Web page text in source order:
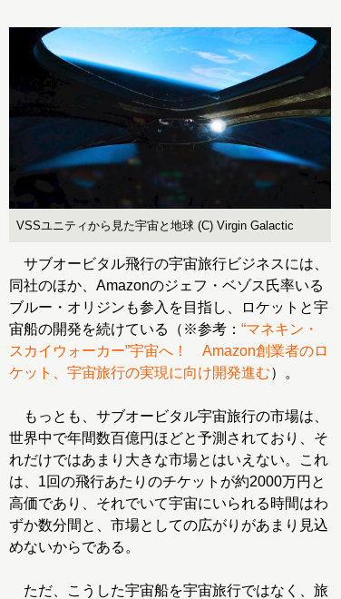
VSSユニティから見た宇宙と地球 (C) Virgin Galactic
サブオービタル飛行の宇宙旅行ビジネスには、
同社のほか、Amazonのジェフ・ベゾス氏率いる
ブルー・オリジンも参入を目指し、ロケットと宇
宙船の開発を続けている（※参考： “マネキン・
スカイウォーカー”宇宙へ！ Amazon創業者のロ
ケット、宇宙旅行の実現に向け開発進む）。
もっとも、サブオービタル宇宙旅行の市場は、
世界中で年間数百億円ほどと予測されており、そ
れだけではあまり大きな市場とはいえない。これ
は、1回の飛行あたりのチケットが約2000万円と
高価であり、それでいて宇宙にいられる時間はわ
ずか数分間と、市場としての広がりがあまり見込
めないからである。
ただ、こうした宇宙船を宇宙旅行ではなく、旅